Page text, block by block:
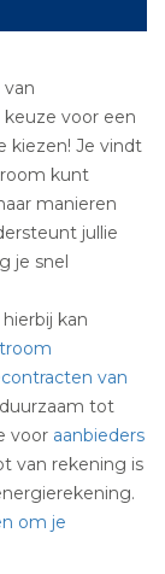
keuze voor een
kiezen! Je vindt
kunt
manieren
jullie
je snel
kan
van
tot
voor aanbieders
van rekening is
om je